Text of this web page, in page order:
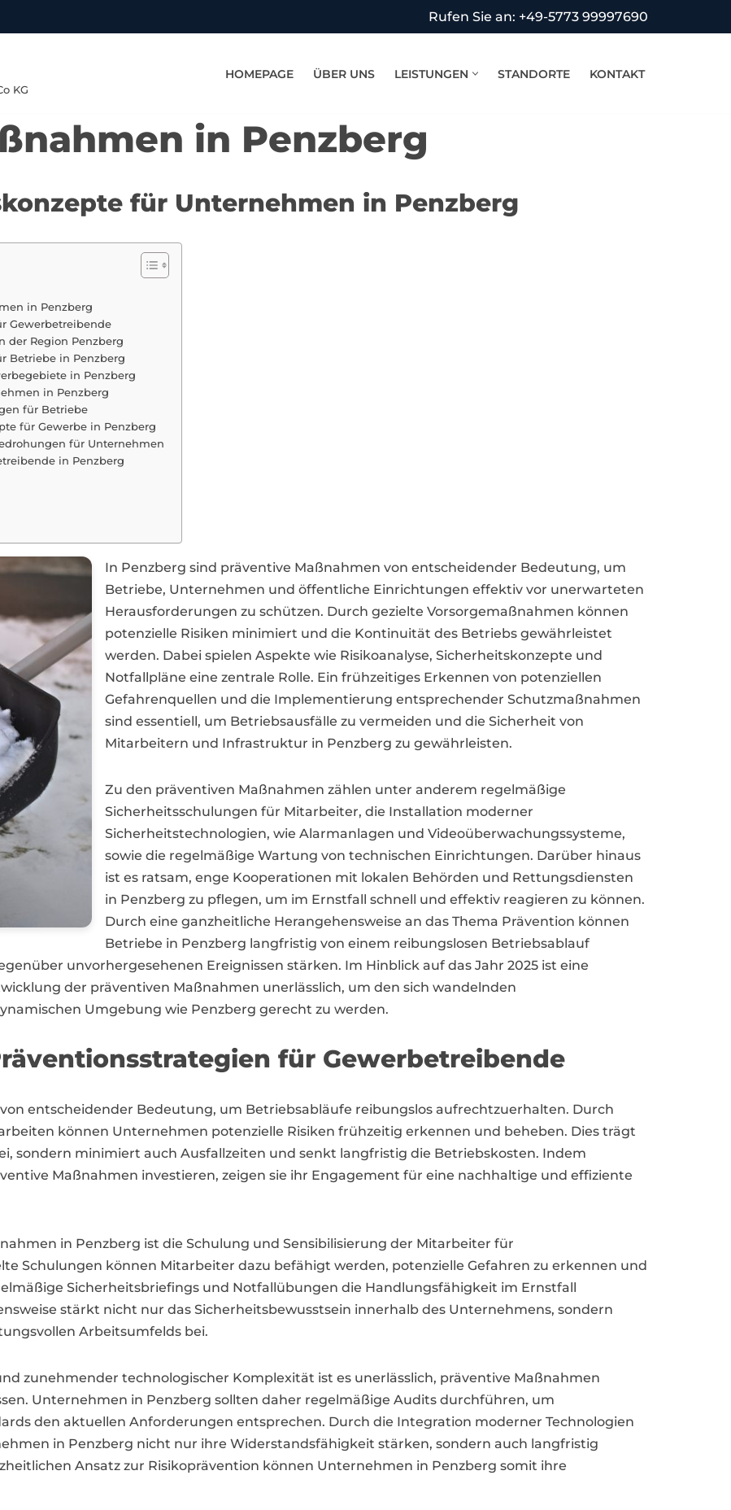
Rufen Sie an: +49-5773 99997690
KG
HOMEPAGE ÜBER UNS LEISTUNGEN STANDORTE KONTAKT
in Penzberg
für Unternehmen in Penzberg
in Penzberg
Gewerbetreibende
der Region Penzberg
Betriebe in Penzberg
in Penzberg
in Penzberg
für Betriebe
für Gewerbe in Penzberg
für Unternehmen
in Penzberg
In Penzberg sind präventive Maßnahmen von entscheidender Bedeutung, um
Betriebe, Unternehmen und öffentliche Einrichtungen effektiv vor unerwarteten
Herausforderungen zu schützen. Durch gezielte Vorsorgemaßnahmen können
potenzielle Risiken minimiert und die Kontinuität des Betriebs gewährleistet
werden. Dabei spielen Aspekte wie Risikoanalyse, Sicherheitskonzepte und
Notfallpläne eine zentrale Rolle. Ein frühzeitiges Erkennen von potenziellen
Gefahrenquellen und die Implementierung entsprechender Schutzmaßnahmen
sind essentiell, um Betriebsausfälle zu vermeiden und die Sicherheit von
Mitarbeitern und Infrastruktur in Penzberg zu gewährleisten.
Zu den präventiven Maßnahmen zählen unter anderem regelmäßige
Sicherheitsschulungen für Mitarbeiter, die Installation moderner
Sicherheitstechnologien, wie Alarmanlagen und Videoüberwachungssysteme,
sowie die regelmäßige Wartung von technischen Einrichtungen. Darüber hinaus
ist es ratsam, enge Kooperationen mit lokalen Behörden und Rettungsdiensten
in Penzberg zu pflegen, um im Ernstfall schnell und effektiv reagieren zu können.
Durch eine ganzheitliche Herangehensweise an das Thema Prävention können
Betriebe in Penzberg langfristig von einem reibungslosen Betriebsablauf
unvorhergesehenen Ereignissen stärken. Im Hinblick auf das Jahr 2025 ist eine
der präventiven Maßnahmen unerlässlich, um den sich wandelnden
Umgebung wie Penzberg gerecht zu werden.
für Gewerbetreibende
entscheidender Bedeutung, um Betriebsabläufe reibungslos aufrechtzuerhalten. Durch
können Unternehmen potenzielle Risiken frühzeitig erkennen und beheben. Dies trägt
sondern minimiert auch Ausfallzeiten und senkt langfristig die Betriebskosten. Indem
Maßnahmen investieren, zeigen sie ihr Engagement für eine nachhaltige und effiziente
in Penzberg ist die Schulung und Sensibilisierung der Mitarbeiter für
Schulungen können Mitarbeiter dazu befähigt werden, potenzielle Gefahren zu erkennen und
Sicherheitsbriefings und Notfallübungen die Handlungsfähigkeit im Ernstfall
stärkt nicht nur das Sicherheitsbewusstsein innerhalb des Unternehmens, sondern
Arbeitsumfelds bei.
zunehmender technologischer Komplexität ist es unerlässlich, präventive Maßnahmen
Unternehmen in Penzberg sollten daher regelmäßige Audits durchführen, um
den aktuellen Anforderungen entsprechen. Durch die Integration moderner Technologien
in Penzberg nicht nur ihre Widerstandsfähigkeit stärken, sondern auch langfristig
Ansatz zur Risikoprävention können Unternehmen in Penzberg somit ihre